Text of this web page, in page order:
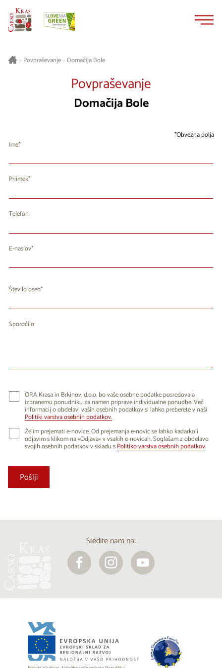
> Povpraševanje> Domačija Bole
Povpraševanje
Domačija Bole
Obvezna polja
Ime
Priimek
Telefon
E-naslov
Število oseb
Sporočilo
ORA Krasa in Brkinov, d.o.o. bo vaše osebne podatke posredovala
izbranemu ponudniku za namen priprave individualne ponudbe. Več
informacij o obdelavi vaših osebnih podatkov si lahko preberete v naši
Politiki varstva osebnih podatkov.
Želim prejemati e-novice. Od prejemanja e-novic se lahko kadarkoli
odjavim s klikom na »Odjava« v vsakih e-novicah. Soglašam z obdelavo
svojih osebnih podatkov v skladu sPolitiko varstva osebnih podatkov.
Sledite nam na: